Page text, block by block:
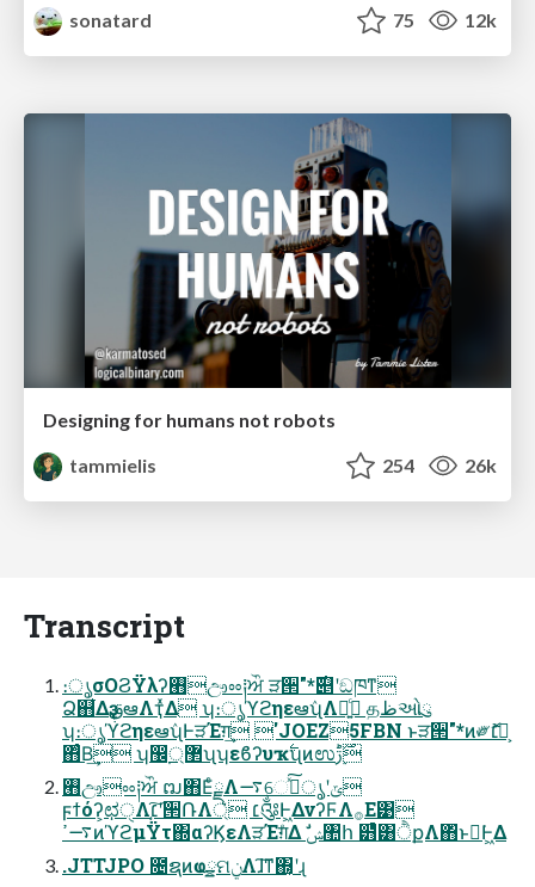
sonatard
75 12k
Designing for humans not robots
tammielis
254 26k
Transcript
։ൃσΟϨΫλʔ࡫ඌೲ༐ਔ ੜ੒"*࣌୅ʹඞཁͳ
Ձ஋͋ΔҙࢥܾఆΛҭͯΔ ʮ։ൃϓϩηεఆٛʯΛ༻͍ͨ தظઓུ
ʮ։ൃϓϩηεఆٛʯͰੜΈग़͢ 'JOEZ5FBN ͱੜ੒"*ͷ༗ޮ׆༻͕
΋ͨΒ͢ ʮ඼࣭޲্ʯʮεϐʔυҡ࣋ʯͷಉ࣮࣌ݱ
࡫ඌೲ༐ਔ ຒ΋ΕͨྗΛ࠷େݶʹൃشͯ͠
ϝϯόʔ͕ಛੑΛ׆ָ͔͠ʹ੒ՌΛ্͛ ׆༂Ͱ͖ΔνʔϜΛ࡞Ε͹
࠷ߴͷϓϩμΫτ΍αʔϏεΛੜΈग़ͤΔ ࣗݾ঺հ ๻ͨͪ͸ੈքΛ΋ͬͱྑ͘Ͱ͖Δ
.JTTJPO ೔ຊͷҩྍମݧΛɺ͠ͳ΍͔ʹɻ